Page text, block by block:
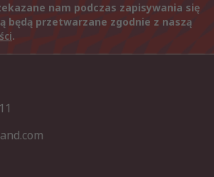
nam podczas zapisywania się
będą przetwarzane zgodnie z naszą
.